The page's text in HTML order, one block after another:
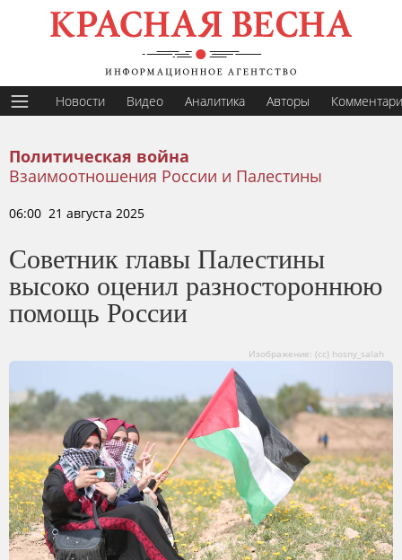
Новости Видео Аналитика Авторы
Политическая война
Взаимоотношения России и Палестины
06:00 21 августа 2025
Советник главы Палестины
высоко оценил разностороннюю
помощь России
Изображение: (сс) hosny_salah